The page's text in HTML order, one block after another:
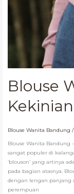
Blouse
Kekinian
Blouse Wanita Bandung
Blouse Wanita Bandung
sangat populer di
‘blouson’ yang artinya
pada bagian atasnya.
dengan lengan panjang
perempuan